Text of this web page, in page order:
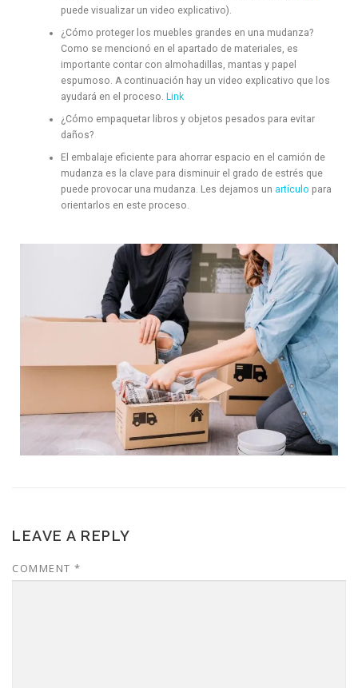
puede visualizar un video explicativo).
¿Cómo proteger los muebles grandes en una mudanza?
Como se mencionó en el apartado de materiales, es
importante contar con almohadillas, mantas y papel
espumoso. A continuación hay un video explicativo que los
ayudará en el proceso. Link
¿Cómo empaquetar libros y objetos pesados para evitar
daños?
El embalaje eficiente para ahorrar espacio en el camión de
mudanza es la clave para disminuir el grado de estrés que
puede provocar una mudanza. Les dejamos un artículo para
orientarlos en este proceso.
LEAVE A REPLY
COMMENT *